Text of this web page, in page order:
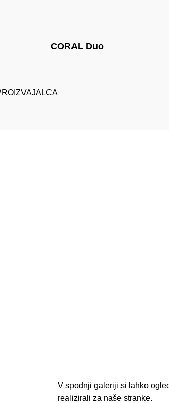
CORAL Duo
V spodnji galeriji si lahko
realizirali za naše stranke.